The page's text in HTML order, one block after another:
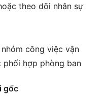
theo dõi nhân sự
công việc vận
phối hợp phòng ban
gốc